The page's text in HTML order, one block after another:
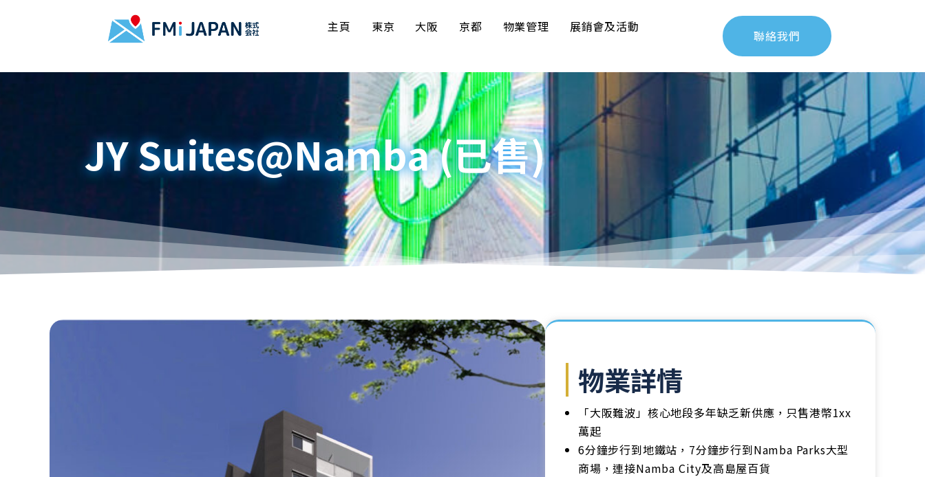
主頁 東京 大阪 京都 物業管理 展銷會及活動
聯絡我們
JY Suites@Namba (已售)
物業詳情
「大阪難波」核心地段多年缺乏新供應，只售港幣1xx
萬起
6分鐘步行到地鐵站，7分鐘步行到Namba Parks大型
商場，連接Namba City及高島屋百貨